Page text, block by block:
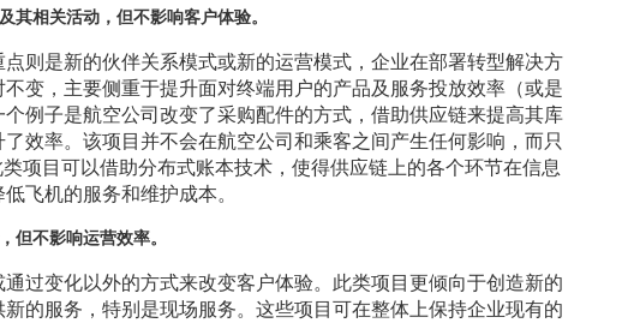
其相关活动，但不影响客户体验。
则是新的伙伴关系模式或新的运营模式，企业在部署转型解决方
变，主要侧重于提升面对终端用户的产品及服务投放效率（或是
例子是航空公司改变了采购配件的方式，借助供应链来提高其库
效率。该项目并不会在航空公司和乘客之间产生任何影响，而只
项目可以借助分布式账本技术，使得供应链上的各个环节在信息
飞机的服务和维护成本。
但不影响运营效率。
过变化以外的方式来改变客户体验。此类项目更倾向于创造新的
的服务，特别是现场服务。这些项目可在整体上保持企业现有的